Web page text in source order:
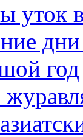
уток
год